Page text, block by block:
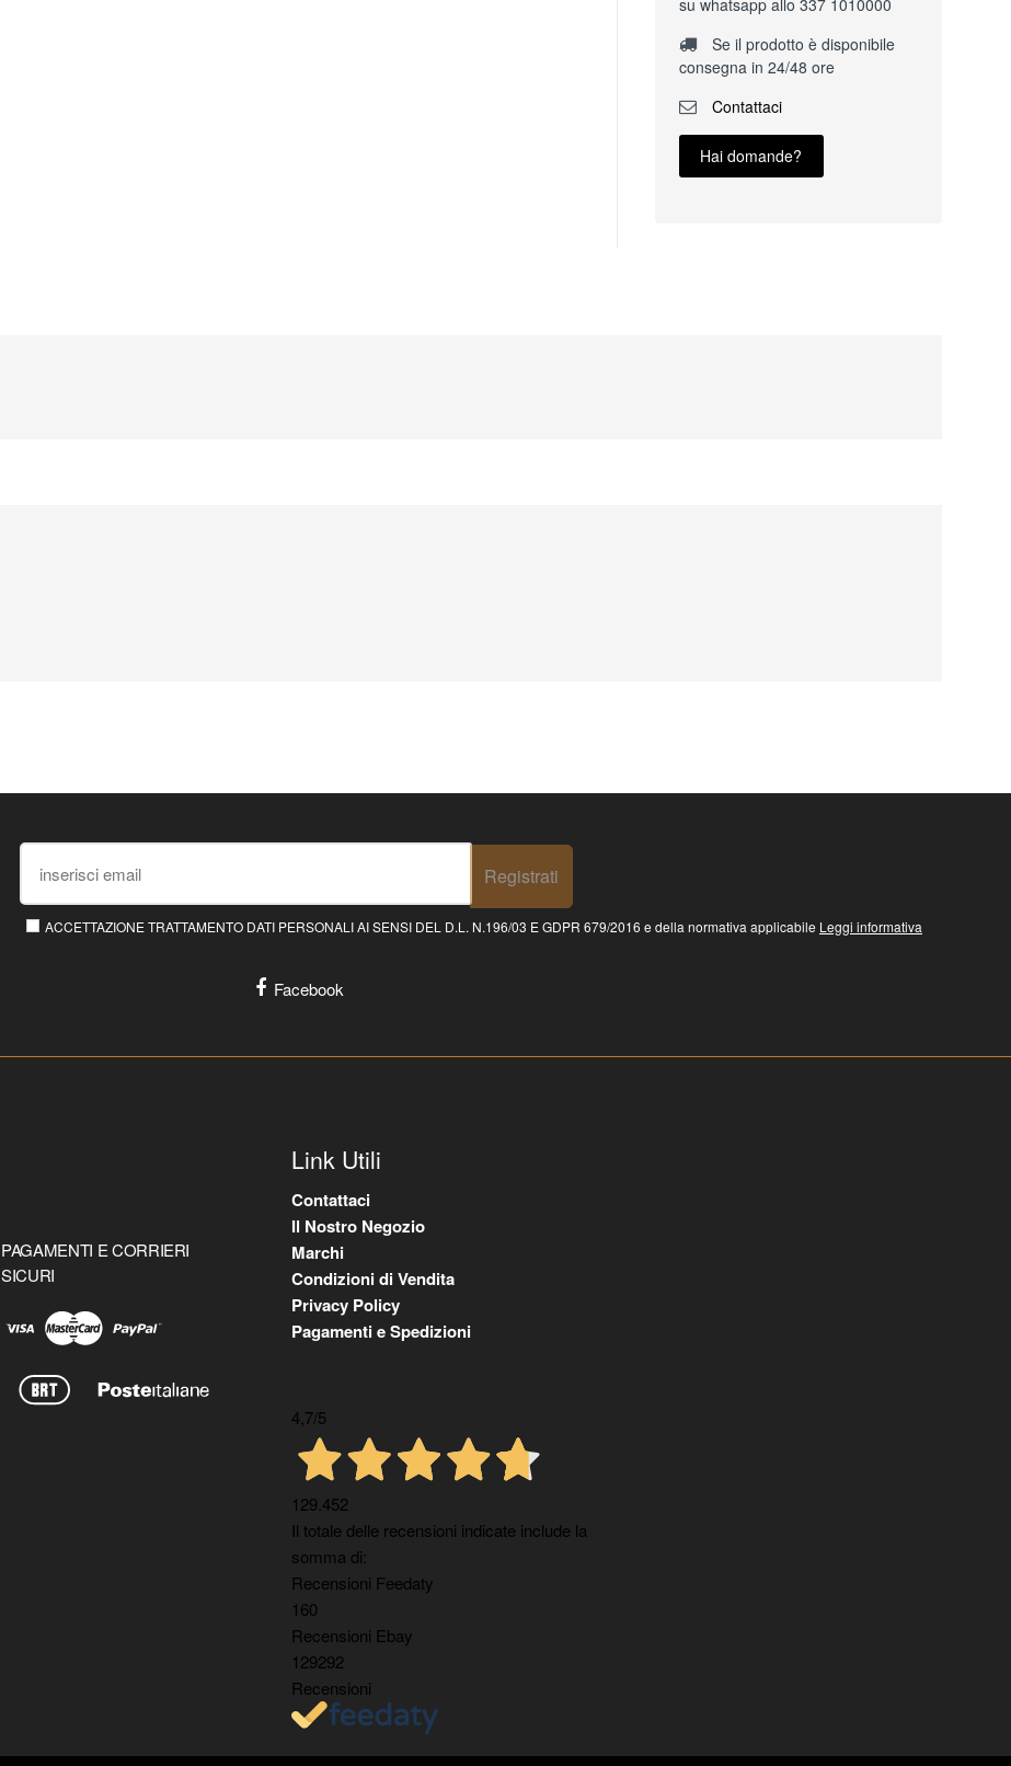
su whatsapp allo 337 1010000
Se il prodotto è disponibile
consegna in 24/48 ore
Contattaci
Hai domande?
Registrati
ACCETTAZIONE TRATTAMENTO DATI PERSONALI AI SENSI DEL D.L. N.196/03 E GDPR 679/2016 e della normativa applicabile Leggi informativa
Facebook
PAGAMENTI E CORRIERI
SICURI
Link Utili
Contattaci
Il Nostro Negozio
Marchi
Condizioni di Vendita
Privacy Policy
Pagamenti e Spedizioni
4,7/5
129.452
Il totale delle recensioni indicate include la
somma di:
Recensioni Feedaty
160
Recensioni Ebay
129292
Recensioni